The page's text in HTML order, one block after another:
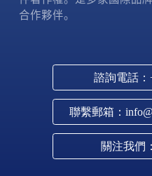
合作夥伴。
諮詢電話：
聯繫郵箱：
關注我們